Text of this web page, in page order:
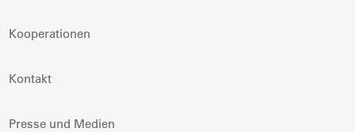
Kooperationen
Kontakt
Presse und Medien